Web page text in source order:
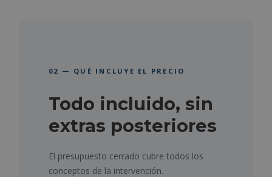
02 — QUÉ INCLUYE EL PRECIO
Todo incluido, sin
extras posteriores
El presupuesto cerrado cubre todos los
conceptos de la intervención.